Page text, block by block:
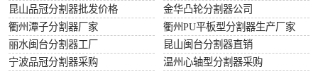
昆山品冠分割器批发价格
金华凸轮分割器公司
衢州潭子分割器厂家
衢州PU平板型分割器生产厂家
丽水闽台分割器工厂
昆山闽台分割器直销
宁波品冠分割器采购
温州心轴型分割器采购